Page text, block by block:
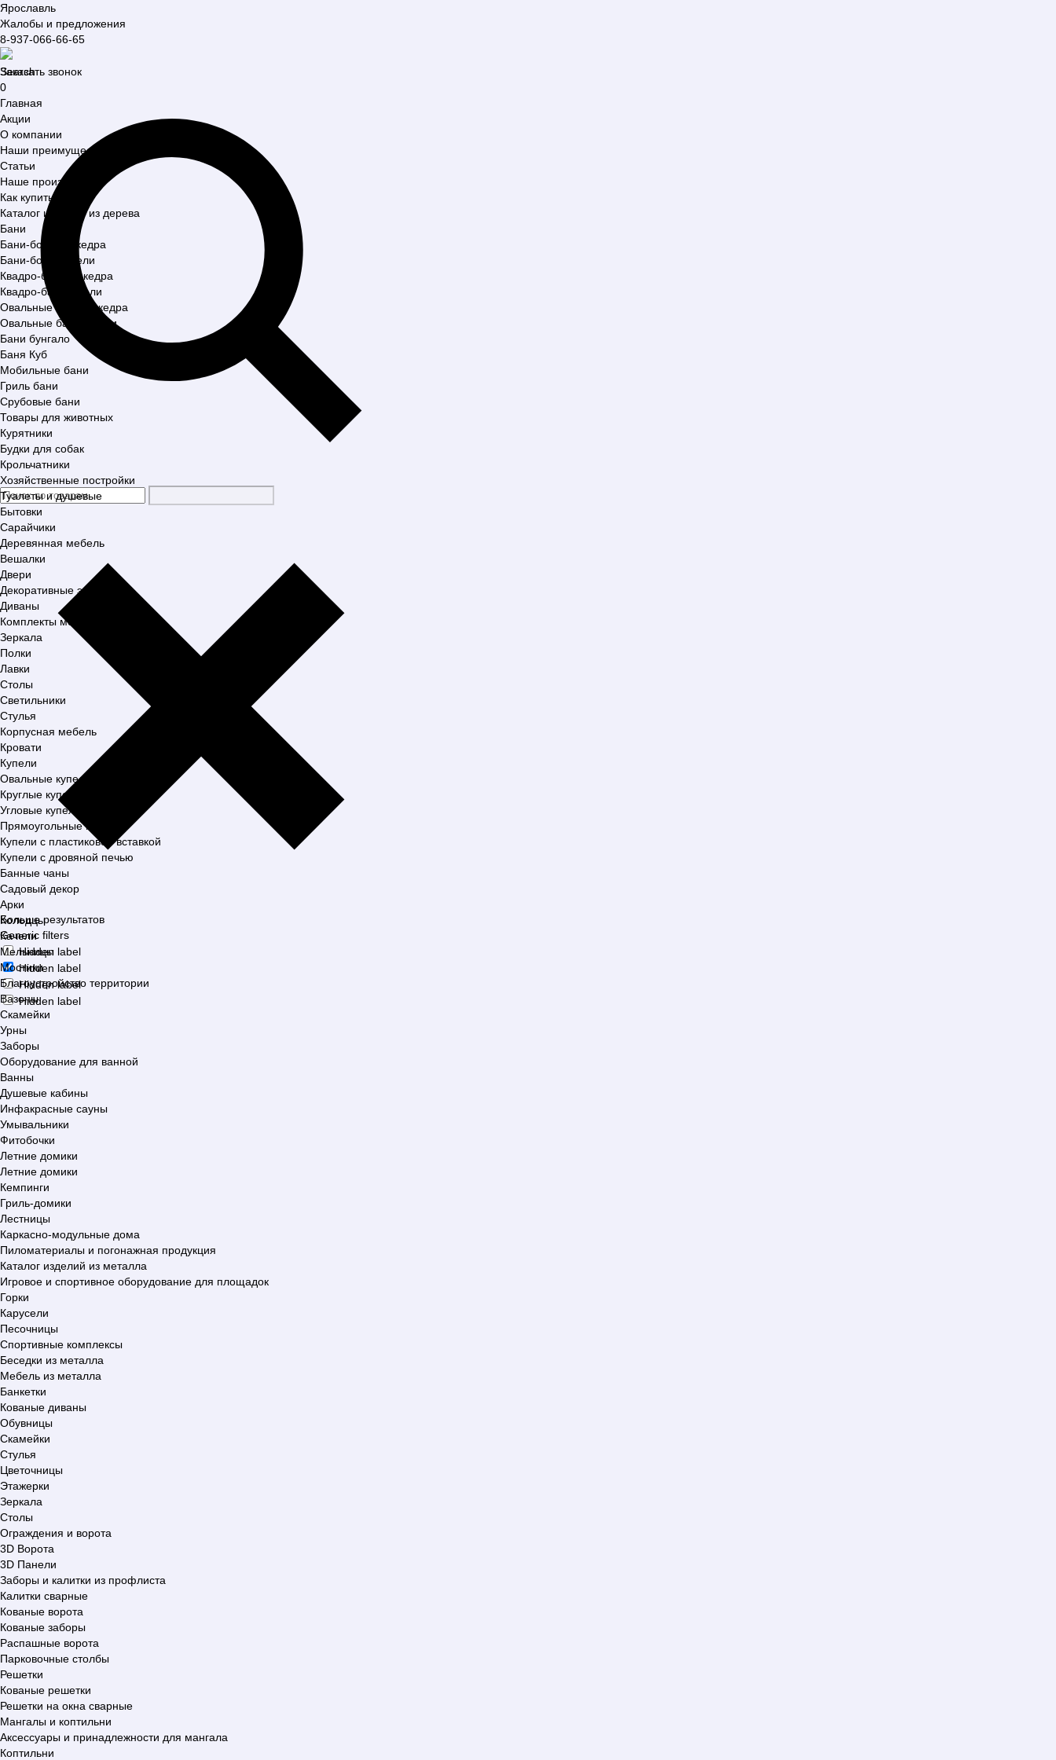
Ярославль
Жалобы и предложения
8-937-066-66-65
Search
Больше результатов
Generic filters
Hidden label
Hidden label
Hidden label
Hidden label
Заказать звонок
0
Главная
Акции
О компании
Наши преимущества
Статьи
Наше производство
Как купить?
Каталог изделий из дерева
Бани
Бани-бочки из кедра
Бани-бочки из ели
Квадро-бани из кедра
Квадро-бани из ели
Овальные бани из кедра
Овальные бани из ели
Бани бунгало
Баня Куб
Мобильные бани
Гриль бани
Срубовые бани
Товары для животных
Курятники
Будки для собак
Крольчатники
Хозяйственные постройки
Туалеты и душевые
Бытовки
Сарайчики
Деревянная мебель
Вешалки
Двери
Декоративные элементы
Диваны
Комплекты мебели
Зеркала
Полки
Лавки
Столы
Светильники
Стулья
Корпусная мебель
Кровати
Купели
Овальные купели
Круглые купели
Угловые купели
Прямоугольные купели
Купели с пластиковой вставкой
Купели с дровяной печью
Банные чаны
Садовый декор
Арки
Колодцы
Качели
Мельницы
Мостики
Благоустройство территории
Вазоны
Скамейки
Урны
Заборы
Оборудование для ванной
Ванны
Душевые кабины
Инфакрасные сауны
Умывальники
Фитобочки
Летние домики
Летние домики
Кемпинги
Гриль-домики
Лестницы
Каркасно-модульные дома
Пиломатериалы и погонажная продукция
Каталог изделий из металла
Игровое и спортивное оборудование для площадок
Горки
Карусели
Песочницы
Спортивные комплексы
Беседки из металла
Мебель из металла
Банкетки
Кованые диваны
Обувницы
Скамейки
Стулья
Цветочницы
Этажерки
Зеркала
Столы
Ограждения и ворота
3D Ворота
3D Панели
Заборы и калитки из профлиста
Калитки сварные
Кованые ворота
Кованые заборы
Распашные ворота
Парковочные столбы
Решетки
Кованые решетки
Решетки на окна сварные
Мангалы и коптильни
Аксессуары и принадлежности для мангала
Коптильни